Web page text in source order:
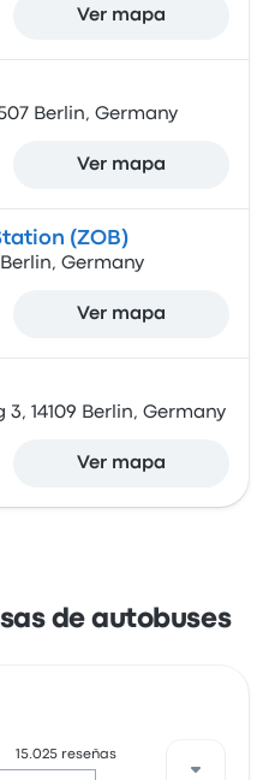
Ver mapa
Berlin, Germany
Ver mapa
(ZOB)
Germany
Ver mapa
14109 Berlin, Germany
Ver mapa
de autobuses
15.025 reseñas